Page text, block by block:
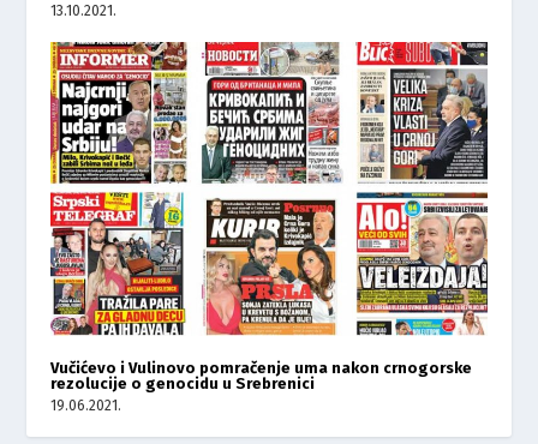
13.10.2021.
Vučićevo i Vulinovo pomračenje uma nakon crnogorske
rezolucije o genocidu u Srebrenici
19.06.2021.